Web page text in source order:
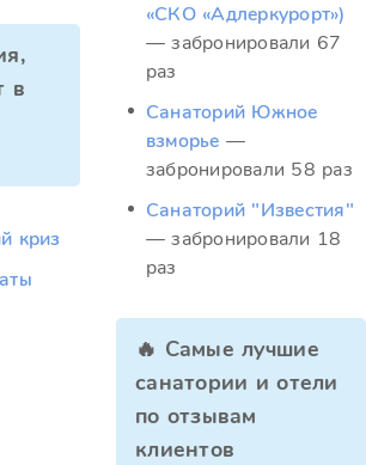
в
криз
«СКО «Адлеркурорт»)
— забронировали 67
раз
Санаторий Южное
взморье —
забронировали 58 раз
Санаторий "Известия"
— забронировали 18
раз
🔥 Самые лучшие
санатории и отели
по отзывам
клиентов